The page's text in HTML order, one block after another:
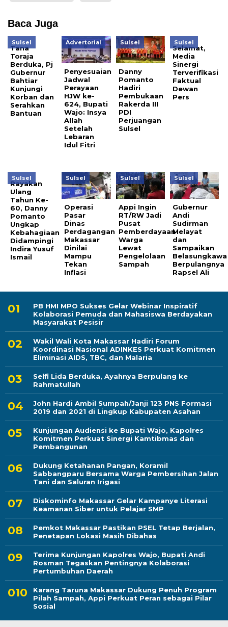
Baca Juga
Sulsel
Tana
Toraja
Berduka, Pj
Gubernur
Bahtiar
Kunjungi
Korban dan
Serahkan
Bantuan
Advertorial
Penyesuaian
Jadwal
Perayaan
HJW ke-
624, Bupati
Wajo: Insya
Allah
Setelah
Lebaran
Idul Fitri
Sulsel
Danny
Pomanto
Hadiri
Pembukaan
Rakerda III
PDI
Perjuangan
Sulsel
Sulsel
Selamat,
Media
Sinergi
Terverifikasi
Faktual
Dewan
Pers
Sulsel
Rayakan
Ulang
Tahun Ke-
60, Danny
Pomanto
Ungkap
Kebahagiaan
Didampingi
Indira Yusuf
Ismail
Sulsel
Operasi
Pasar
Dinas
Perdagangan
Makassar
Dinilai
Mampu
Tekan
Inflasi
Sulsel
Appi Ingin
RT/RW Jadi
Pusat
Pemberdayaan
Warga
Lewat
Pengelolaan
Sampah
Sulsel
Gubernur
Andi
Sudirman
Melayat
dan
Sampaikan
Belasungkawa
Berpulangnya
Rapsel Ali
PB HMI MPO Sukses Gelar Webinar Inspiratif
Kolaborasi Pemuda dan Mahasiswa Berdayakan
Masyarakat Pesisir
Wakil Wali Kota Makassar Hadiri Forum
Koordinasi Nasional ADINKES Perkuat Komitmen
Eliminasi AIDS, TBC, dan Malaria
Selfi Lida Berduka, Ayahnya Berpulang ke
Rahmatullah
John Hardi Ambil Sumpah/Janji 123 PNS Formasi
2019 dan 2021 di Lingkup Kabupaten Asahan
Kunjungan Audiensi ke Bupati Wajo, Kapolres
Komitmen Perkuat Sinergi Kamtibmas dan
Pembangunan
Dukung Ketahanan Pangan, Koramil
Sabbangparu Bersama Warga Pembersihan Jalan
Tani dan Saluran Irigasi
Diskominfo Makassar Gelar Kampanye Literasi
Keamanan Siber untuk Pelajar SMP
Pemkot Makassar Pastikan PSEL Tetap Berjalan,
Penetapan Lokasi Masih Dibahas
Terima Kunjungan Kapolres Wajo, Bupati Andi
Rosman Tegaskan Pentingnya Kolaborasi
Pertumbuhan Daerah
Karang Taruna Makassar Dukung Penuh Program
Pilah Sampah, Appi Perkuat Peran sebagai Pilar
Sosial